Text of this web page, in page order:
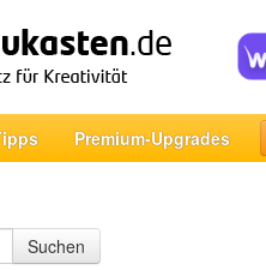
Premium-Upgrades
Suchen